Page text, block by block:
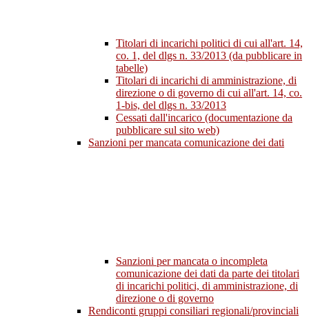
Titolari di incarichi politici di cui all'art. 14,
co. 1, del dlgs n. 33/2013 (da pubblicare in
tabelle)
Titolari di incarichi di amministrazione, di
direzione o di governo di cui all'art. 14, co.
1-bis, del dlgs n. 33/2013
Cessati dall'incarico (documentazione da
pubblicare sul sito web)
Sanzioni per mancata comunicazione dei dati
Sanzioni per mancata o incompleta
comunicazione dei dati da parte dei titolari
di incarichi politici, di amministrazione, di
direzione o di governo
Rendiconti gruppi consiliari regionali/provinciali